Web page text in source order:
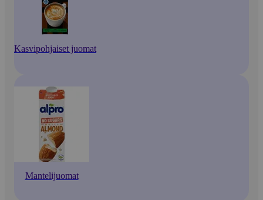
Kasvipohjaiset juomat
Mantelijuomat